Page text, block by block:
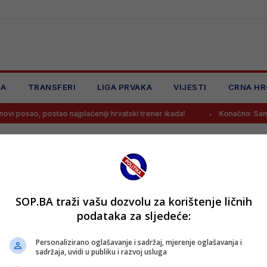
TRANSFERI LIGA PRVAKA VIJESTI CRNA
posao, postao najplaćeniji hrvatski trener ikada! Konačno:
SOP.BA traži vašu dozvolu za korištenje ličnih
podataka za sljedeće:
Personalizirano oglašavanje i sadržaj, mjerenje oglašavanja i
sadržaja, uvidi u publiku i razvoj usluga